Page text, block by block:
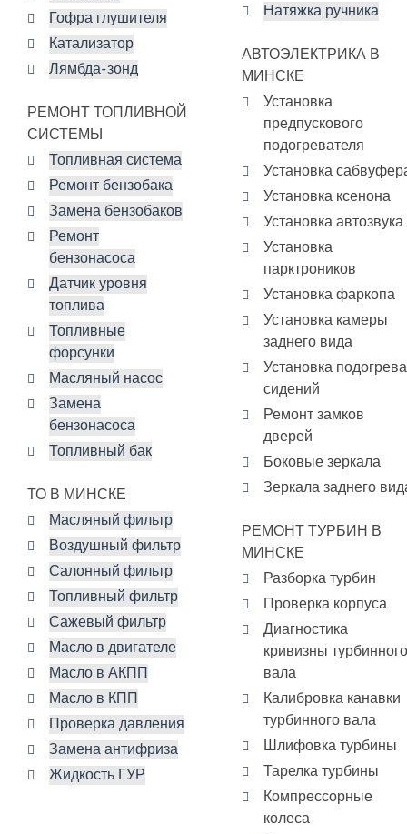
Гофра глушителя
Катализатор
Лямбда-зонд
РЕМОНТ ТОПЛИВНОЙ
СИСТЕМЫ
Топливная система
Ремонт бензобака
Замена бензобаков
Ремонт
бензонасоса
Датчик уровня
топлива
Топливные
форсунки
Масляный насос
Замена
бензонасоса
Топливный бак
ТО В МИНСКЕ
Масляный фильтр
Воздушный фильтр
Салонный фильтр
Топливный фильтр
Сажевый фильтр
Масло в двигателе
Масло в АКПП
Масло в КПП
Проверка давления
Замена антифриза
Жидкость ГУР
Натяжка ручника
АВТОЭЛЕКТРИКА В
МИНСКЕ
Установка
предпускового
подогревателя
Установка
Установка ксенона
Установка автозвука
Установка
парктроников
Установка фаркопа
Установка камеры
заднего вида
Установка подогрева
сидений
Ремонт замков
дверей
Боковые зеркала
Зеркала заднего
РЕМОНТ ТУРБИН В
МИНСКЕ
Разборка турбин
Проверка корпуса
Диагностика
кривизны турбинного
вала
Калибровка канавки
турбинного вала
Шлифовка турбины
Тарелка турбины
Компрессорные
колеса